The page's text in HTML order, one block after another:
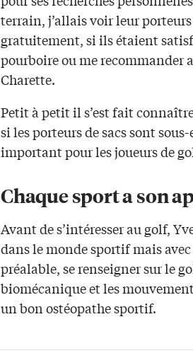
terrain, j’allais voir leur
gratuitement, si ils étaient
pourboire ou me recommander
Charette.
Petit à petit il s’est fait
si les porteurs de sacs sont
important pour les joueurs de
Chaque sport a son
Avant de s’intéresser au golf,
dans le monde sportif mais
préalable, se renseigner sur le
biomécanique et les
un bon ostéopathe sportif.